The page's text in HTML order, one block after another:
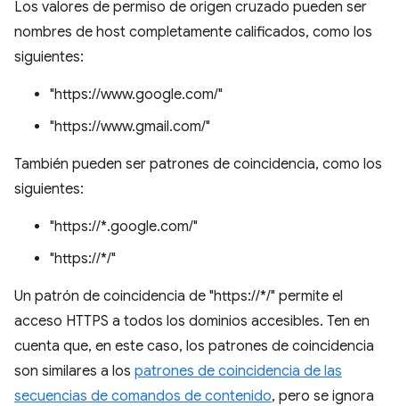
Los valores de permiso de origen cruzado pueden ser
nombres de host completamente calificados, como los
siguientes:
"https://www.google.com/"
"https://www.gmail.com/"
También pueden ser patrones de coincidencia, como los
siguientes:
"https://*.google.com/"
"https://*/"
Un patrón de coincidencia de "https://*/" permite el
acceso HTTPS a todos los dominios accesibles. Ten en
cuenta que, en este caso, los patrones de coincidencia
son similares a los patrones de coincidencia de las
secuencias de comandos de contenido, pero se ignora